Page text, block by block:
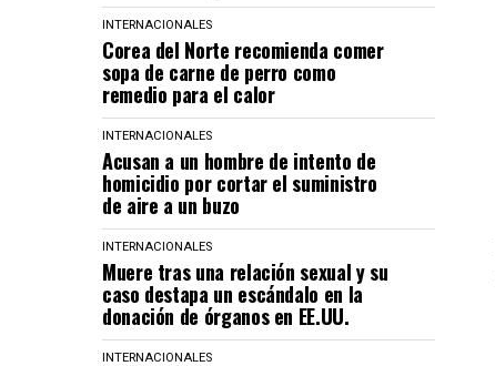
INTERNACIONALES
Corea del Norte recomienda comer
sopa de carne de perro como
remedio para el calor
INTERNACIONALES
Acusan a un hombre de intento de
homicidio por cortar el suministro
de aire a un buzo
INTERNACIONALES
Muere tras una relación sexual y su
caso destapa un escándalo en la
donación de órganos en EE.UU.
INTERNACIONALES